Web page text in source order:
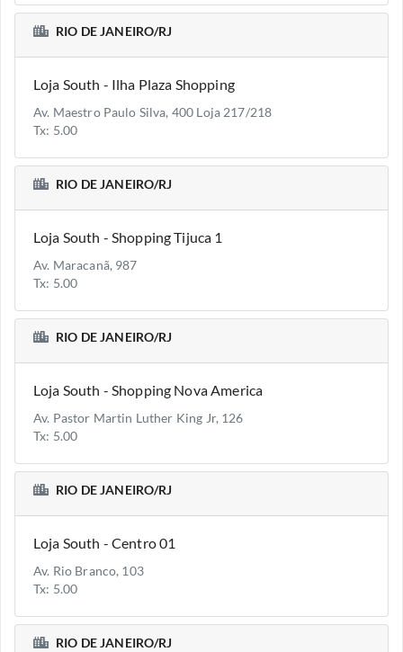
RIO DE JANEIRO/RJ
Loja South - Ilha Plaza Shopping
Av. Maestro Paulo Silva, 400 Loja 217/218
Tx: 5.00
RIO DE JANEIRO/RJ
Loja South - Shopping Tijuca 1
Av. Maracanã, 987
Tx: 5.00
RIO DE JANEIRO/RJ
Loja South - Shopping Nova America
Av. Pastor Martin Luther King Jr, 126
Tx: 5.00
RIO DE JANEIRO/RJ
Loja South - Centro 01
Av. Rio Branco, 103
Tx: 5.00
RIO DE JANEIRO/RJ